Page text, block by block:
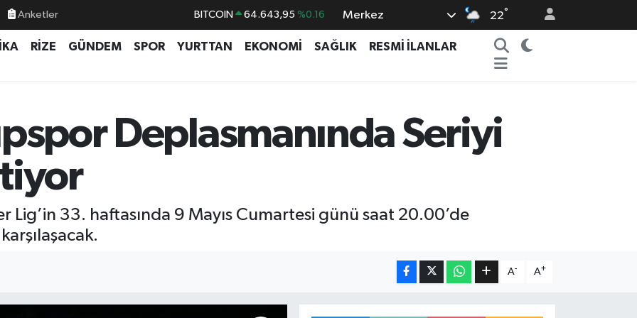
Anketler
DOLAR 47,6704 %0
BİST100 13.799 %70
Merkez 22°
RİZE GÜNDEM SPOR YURTTAN EKONOMİ SAĞLIK
RESMİ İLANLAR
Deplasmanında Seriyi
Lig’in 33. haftasında 9 Mayıs Cumartesi günü saat 20.00’de
A- A+